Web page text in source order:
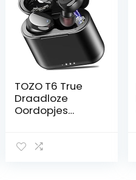
TOZO T6 True
Draadloze
Oordopjes
Touch Control